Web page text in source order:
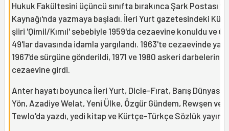
Hukuk Fakültesini üçüncü sınıfta bırakınca Şark Postası
Kaynağı'nda yazmaya başladı. İleri Yurt gazetesindeki
şiiri 'Qimil/Kımıl' sebebiyle 1959'da cezaevine konuldu ve
49'lar davasında idamla yargılandı. 1963'te cezaevinde
1967'de sürgüne gönderildi, 1971 ve 1980 askeri darbelerinde
cezaevine girdi.
Anter hayatı boyunca İleri Yurt, Dicle-Fırat, Barış Dünyası,
Yön, Azadiye Welat, Yeni Ülke, Özgür Gündem, Rewşen ve
Tewlo'da yazdı, yedi kitap ve Kürtçe-Türkçe Sözlük